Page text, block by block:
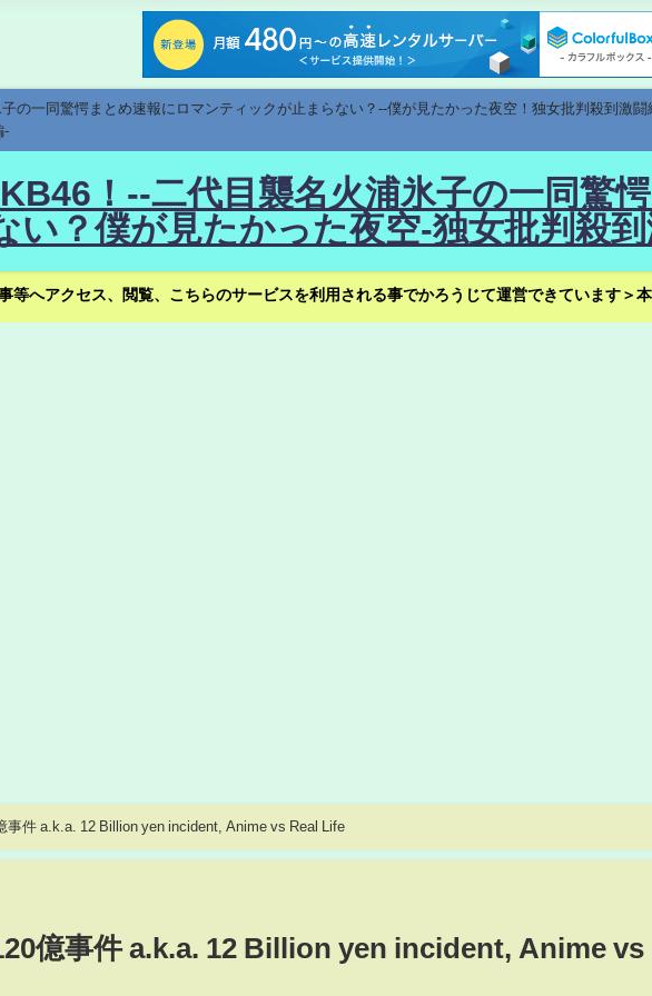
の一同驚愕まとめ速報にロマンティックが止まらない？--僕が見たかった夜空！独女批判殺到激
-
！--二代目襲名火浦氷子の一同驚
い？僕が見たかった夜空-独女批判殺
等へアクセス、閲覧、こちらのサービスを利用される事でかろうじて運営できています＞
事件 a.k.a. 12 Billion yen incident, Anime vs Real Life
億事件 a.k.a. 12 Billion yen incident, Anime vs